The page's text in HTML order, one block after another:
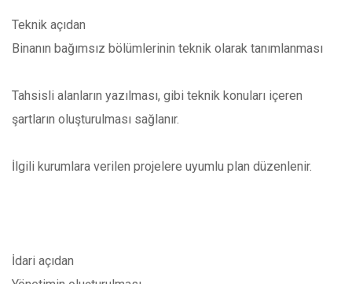
Teknik açıdan
Binanın bağımsız bölümlerinin teknik olarak tanımlanması
Tahsisli alanların yazılması, gibi teknik konuları içeren
şartların oluşturulması sağlanır.
İlgili kurumlara verilen projelere uyumlu plan düzenlenir.
İdari açıdan